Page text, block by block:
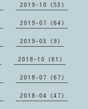
2019-10（53）
2019-07（64）
2019-03（9）
2018-10（61）
2018-07（67）
2018-04（47）